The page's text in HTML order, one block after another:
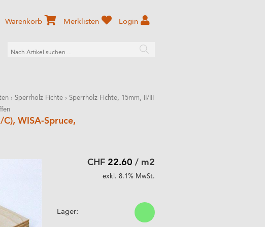
Warenkorb Merklisten Login
› Sperrholz Fichte › Sperrholz Fichte, 15mm, II/III
WISA-Spruce,
CHF 22.60 / m2
exkl. 8.1% MwSt.
Lager: